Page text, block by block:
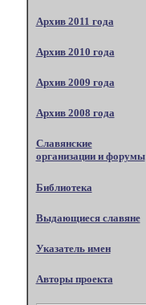
Архив 2011 года
Архив 2010 года
Архив 2009 года
Архив 2008 года
Славянские
организации и форумы
Библиотека
Выдающиеся славяне
Указатель имен
Авторы проекта